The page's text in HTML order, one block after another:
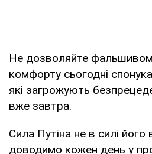
Не дозволяйте
комфорту сьогодні
які загрожують
вже завтра.
Сила Путіна не в силі його
доводимо кожен день у